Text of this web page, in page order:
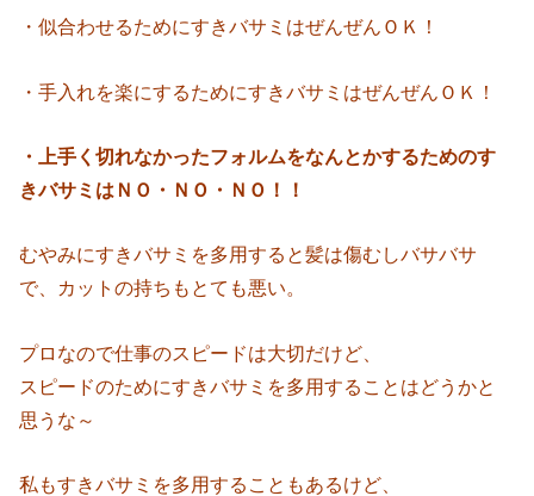
・似合わせるためにすきバサミはぜんぜんＯＫ！
・手入れを楽にするためにすきバサミはぜんぜんＯＫ！
・上手く切れなかったフォルムをなんとかするためのす
きバサミはＮＯ・ＮＯ・ＮＯ！！
むやみにすきバサミを多用すると髪は傷むしバサバサ
で、カットの持ちもとても悪い。
プロなので仕事のスピードは大切だけど、
スピードのためにすきバサミを多用することはどうかと
思うな～
私もすきバサミを多用することもあるけど、